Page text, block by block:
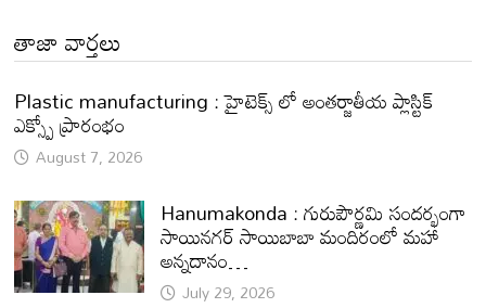
తాజా వార్తలు
Plastic manufacturing : హైటెక్స్ లో అంతర్జాతీయ ప్లాస్టిక్
ఎక్స్పో ప్రారంభం
August 7, 2026
Hanumakonda : గురుపౌర్ణమి సందర్భంగా
సాయినగర్‌ సాయిబాబా మందిరంలో మహా
అన్నదానం…
July 29, 2026